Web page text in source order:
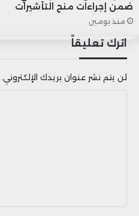
ضمن إجراءات منح التأشيرات
منذ يومين
اترك تعليقاً
لن يتم نشر عنوان بريدك الإلكتروني.
ق